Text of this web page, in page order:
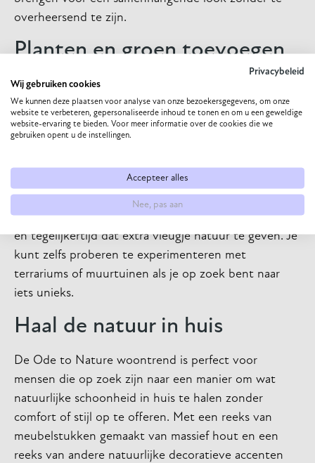
overheersend te zijn.
Planten en groen toevoegen
Het toevoegen van planten is een andere goede
manier om leven en kleur toe te voegen aan een
kamer en toch een gevoel van verbondenheid met
de natuur te behouden. Met potplanten of
de lucht eromheen helpen zuiveren. Het hoeft niet
alleen groen te zijn, bloemen zijn namelijk ook een
goede manier om kleur toe te voegen aan de ruimte
en tegelijkertijd dat extra vleugje natuur te geven. Je
kunt zelfs proberen te experimenteren met
terrariums of muurtuinen als je op zoek bent naar
iets unieks.
Haal de natuur in huis
De Ode to Nature woontrend is perfect voor
mensen die op zoek zijn naar een manier om wat
natuurlijke schoonheid in huis te halen zonder
comfort of stijl op te offeren. Met een reeks van
meubelstukken gemaakt van massief hout en een
reeks van andere natuurlijke decoratieve accenten
Privacybeleid
Wij gebruiken cookies
We kunnen deze plaatsen voor analyse van onze bezoekersgegevens, om onze
website te verbeteren, gepersonaliseerde inhoud te tonen en om u een geweldige
website-ervaring te bieden. Voor meer informatie over de cookies die we
gebruiken opent u de instellingen.
Accepteer alles
Nee, pas aan